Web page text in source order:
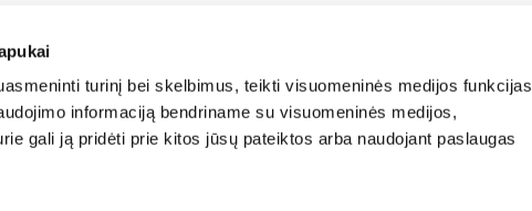
turinį bei skelbimus, teikti visuomeninės medijos funkcijas
informaciją bendriname su visuomeninės medijos,
gali ją pridėti prie kitos jūsų pateiktos arba naudojant paslaugas